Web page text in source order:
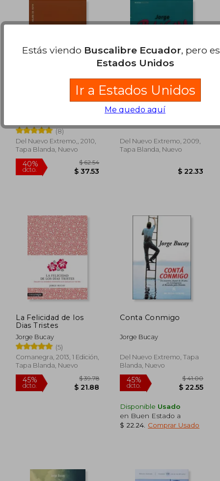
45%
dcto. $ 18.36
(8)
Del Nuevo Extremo,, 2010,
Tapa Blanda, Nuevo
Recuentos Para
Demian
Del Nuevo Extremo, 2009,
Tapa Blanda, Nuevo
La Felicidad de los
Dias Tristes
Jorge Bucay
(5)
Comanegra, 2013, 1 Edición,
Tapa Blanda, Nuevo
Conta Conmigo
Jorge Bucay
Del Nuevo Extremo, Tapa
Blanda, Nuevo
Disponible Usado
en Buen Estado a
$ 22.24 Comprar Usado
Estás viendo Buscalibre Ecuador, pero
Estados Unidos
Ir a Estados Unidos
Me quedo aquí